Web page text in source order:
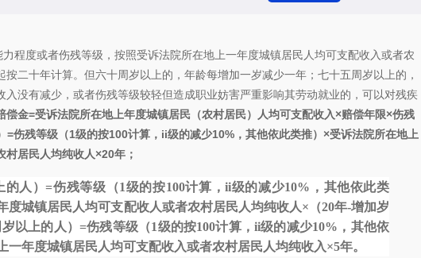
程度或者伤残等级，按照受诉法院所在地上一年度城镇居民人均可支配收入或者农
二十年计算。但六十周岁以上的，年龄每增加一岁减少一年；七十五周岁以上的，
没有减少，或者伤残等级较轻但造成职业妨害严重影响其劳动就业的，可以对残疾
偿金=受诉法院所在地上年度城镇居民（农村居民）人均可支配收入×赔偿年限×伤残
伤残等级（1级的按100计算，ii级的减少10%，其他依此类推）×受诉法院所在地上
居民人均纯收人×20年；
人）=伤残等级（1级的按100计算，ii级的减少10%，其他依此类
度城镇居民人均可支配收人或者农村居民人均纯收人×（20年-增加岁
以上的人）=伤残等级（1级的按100计算，ii级的减少10%，其他依
一年度城镇居民人均可支配收入或者农村居民人均纯收入×5年。